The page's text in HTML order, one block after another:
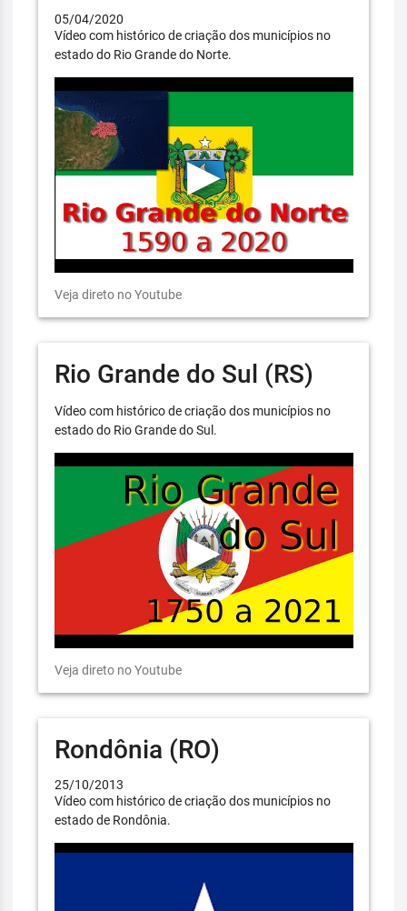
05/04/2020
Vídeo com histórico de criação dos municípios no
estado do Rio Grande do Norte.
Veja direto no Youtube
Rio Grande do Sul (RS)
Vídeo com histórico de criação dos municípios no
estado do Rio Grande do Sul.
Veja direto no Youtube
Rondônia (RO)
25/10/2013
Vídeo com histórico de criação dos municípios no
estado de Rondônia.